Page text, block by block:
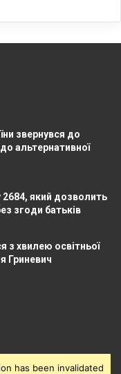
звернувся до
альтернативної
який дозволить
згоди батьків
з хвилею освітньої
Гриневич
has been invalidated